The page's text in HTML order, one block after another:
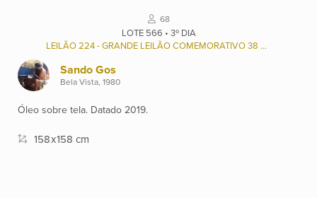
catálogo
Leilões
68
LOTE 566 • 3º DIA
LEILÃO 224 - GRANDE LEILÃO COMEMORATIVO 38 ANOS ALPHAVILLE
Sando Gos
Bela Vista, 1980
Óleo sobre tela. Datado 2019.
158x158 cm